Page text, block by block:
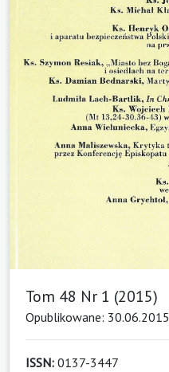
Tom 48 Nr 1 (2015)
Opublikowane: 30.06.2015
ISSN: 0137-3447